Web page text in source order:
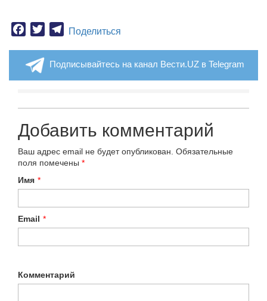
Facebook
TwitterTelegram
Поделиться
Подписывайтесь на канал Вести.UZ в Telegram
Добавить комментарий
Ваш адрес email не будет опубликован. Обязательные
поля помечены *
Имя *
Email *
Комментарий